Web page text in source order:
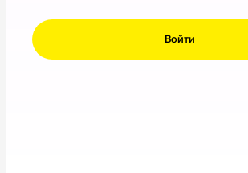
Войти